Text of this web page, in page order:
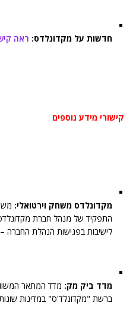
חדשות על מקדונלדס: ראה
קישורי מידע נוספים
מקדונלדס משחק וירטואלי:
התפקיד של מנהל חברת
לישיבות בפגישות הנהלת החברה –
מדד ביק מק: מדד המתאר
ברשת "מקדונלד'ס" במדינות